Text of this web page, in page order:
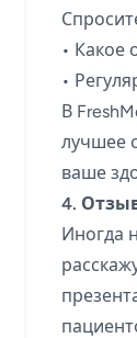
• Какое
•
В
лучшее
ваше
4.
Иногда